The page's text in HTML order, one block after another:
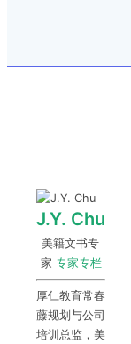
J.Y. Chu
美籍文书专
家 专家专栏
厚仁教育常春
藤规划与公司
培训总监，美